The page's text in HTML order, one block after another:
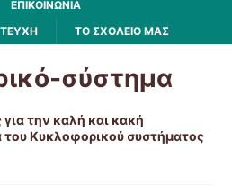
ΕΠΙΚΟΙΝΩΝΙΑ
ΤΕΥΧΗ ΤΟ ΣΧΟΛΕΙΟ ΜΑΣ
σύστημα
την καλή και κακή
του Κυκλοφορικού συστήματος